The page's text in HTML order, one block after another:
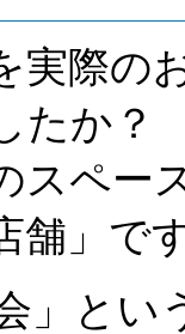
実際の
たか？
スペー
舗」で
」とい